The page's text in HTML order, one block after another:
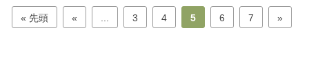
« 先頭 « 3 4 5 6 7 »